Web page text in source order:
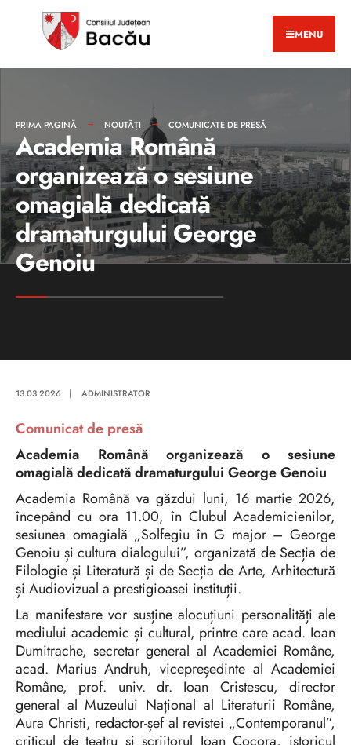
MENU
PRIMA PAGINĂ NOUTĂȚI COMUNICATE DE PRESĂ
Academia Română
organizează o sesiune
omagială dedicată
dramaturgului George
Genoiu
13.03.2026 | ADMINISTRATOR
Comunicat de presă
Academia Română organizează o sesiune
omagială dedicată dramaturgului George Genoiu
Academia Română va găzdui luni, 16 martie 2026,
începând cu ora 11.00, în Clubul Academicienilor,
sesiunea omagială „Solfegiu în G major – George
Genoiu și cultura dialogului”, organizată de Secția de
Filologie și Literatură și de Secția de Arte, Arhitectură
și Audiovizual a prestigioasei instituții.
La manifestare vor susține alocuțiuni personalități ale
mediului academic și cultural, printre care acad. Ioan
Dumitrache, secretar general al Academiei Române,
acad. Marius Andruh, vicepreședinte al Academiei
Române, prof. univ. dr. Ioan Cristescu, director
general al Muzeului Național al Literaturii Române,
Aura Christi, redactor-șef al revistei „Contemporanul”,